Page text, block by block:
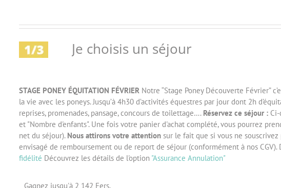
Je choisis un séjour
STAGE PONEY ÉQUITATION FÉVRIERNotre “Stage Poney Découverte Février”
la vie avec les poneys. Jusqu’à 4h30 d’activités équestres par jour dont 2h
reprises, promenades, pansage, concours de toilettage…. Réservez ce séjour :Ci-
et "Nombre d'enfants". Une fois votre panier d'achat complété, vous pourrez
net du séjour). Nous attirons votre attentionsur le fait que si vous ne souscrivez
envisagé de remboursement ou de report de séjour (conformément à nos CGV).
fidélité Découvrez les détails de l'option "Assurance Annulation"
Gagnez jusqu'à 2 142 Fers.